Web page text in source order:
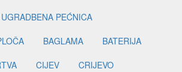
UGRADBENA PEĆNICA
BAGLAMA
BATERIJA
CIJEV
CRIJEVO